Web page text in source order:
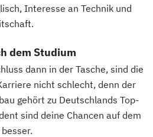
Interesse an Technik und
dem Studium
dann in der Tasche, sind die
nicht schlecht, denn der
gehört zu Deutschlands Top-
sind deine Chancen auf dem